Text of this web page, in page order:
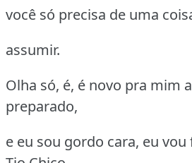
você só precisa de uma
assumir.
Olha só, é, é novo pra mim
preparado,
e eu sou gordo cara, eu